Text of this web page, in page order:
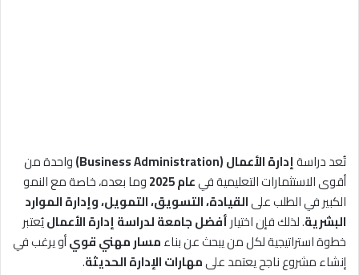
تُعد دراسةإدارة الأعمال (Business Administration)
واحدة من
أقوى الاستثمارات التعليمية فيعام 2025
وما بعده، خاصة مع النمو
الكبير في الطلب علىالقيادة، التسويق، التمويل، وإدارة الموارد
البشرية. لذلك فإن اختيارأفضل جامعة لدراسة إدارة الأعماليُعتبر
خطوة استراتيجية لكل من يبحث عن بناءمسار مهني قويأو يرغب في
إنشاء مشروع ناجح يعتمد علىمهارات الإدارة الحديثة.